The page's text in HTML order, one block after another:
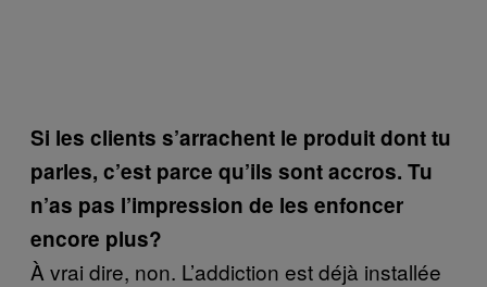
Si les clients s’arrachent le produit dont tu
parles, c’est parce qu’ils sont accros. Tu
n’as pas l’impression de les enfoncer
encore plus?
À vrai dire, non. L’addiction est déjà installée